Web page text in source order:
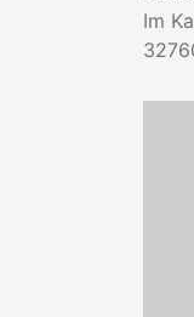
Im